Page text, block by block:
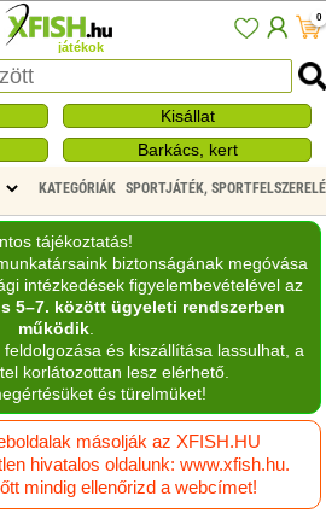
játékok
0
Kisállat
Barkács, kert
KATEGÓRIÁK SPORTJÁTÉK,
tájékoztatás!
biztonságának megóvása
intézkedések figyelembevételével az
5–7. között ügyeleti rendszerben
működik.
és kiszállítása lassulhat, a
korlátozottan lesz elérhető.
és türelmüket!
másolják az XFISH.HU
hivatalos oldalunk: www.xfish.hu.
mindig ellenőrizd a webcímet!